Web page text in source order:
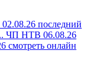
последний
ЧП НТВ 06.08.26
смотреть онлайн